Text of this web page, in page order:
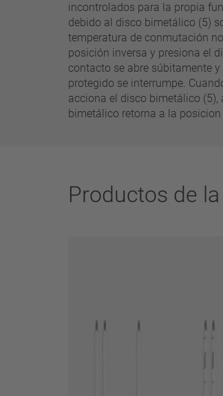
aplicar filtros
incontrolados para la propia
debido al disco bimetálico (5)
temperatura de conmutación
posición inversa y presiona el
contacto se abre súbitamente
protegido se interrumpe.
acciona el disco bimetálico
bimetálico retorna a la
Productos de la